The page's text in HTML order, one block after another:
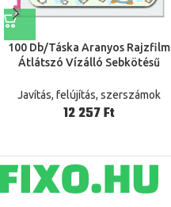
100 Db/Táska Aranyos Rajzfilm
Átlátszó Vízálló Sebkötésű
Sürgősségi Készlet
Gyermekeknek
Javítás, felújítás, szerszámok
Ft